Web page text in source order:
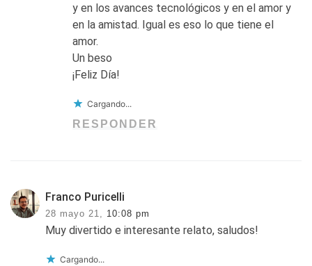
y en los avances tecnológicos y en el amor y
en la amistad. Igual es eso lo que tiene el
amor.
Un beso
¡Feliz Día!
Cargando...
RESPONDER
Franco Puricelli
28 mayo 21, 10:08 pm
Muy divertido e interesante relato, saludos!
Cargando...